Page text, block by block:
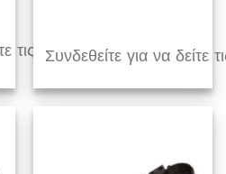
τις τιμέςΣυνδεθείτε για να δείτε